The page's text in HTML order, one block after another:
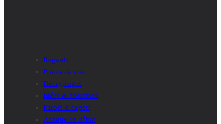
Regards
Points de vue
Décryptages
Idées & Solutions
Parole d’expert
Afrique en débat